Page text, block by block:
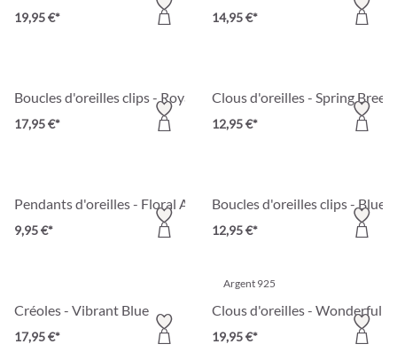
19,95 €* 14,95 €*
Boucles d'oreilles clips - Royal Leaves
17,95 €*
Clous d'oreilles - Spring
12,95 €*
Pendants d'oreilles - Floral Allure
9,95 €*
Boucles d'oreilles clips - Blue
12,95 €*
Créoles - Vibrant Blue
17,95 €*
Argent 925
Clous d'oreilles - Wonderful
19,95 €*